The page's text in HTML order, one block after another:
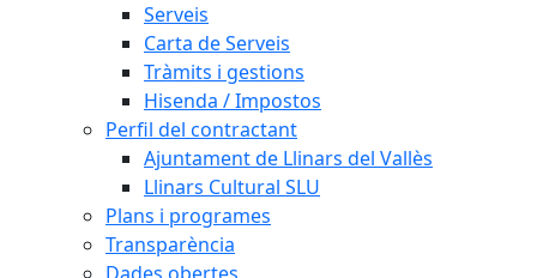
Serveis
Carta de Serveis
Tràmits i gestions
Hisenda / Impostos
Perfil del contractant
Ajuntament de Llinars del Vallès
Llinars Cultural SLU
Plans i programes
Transparència